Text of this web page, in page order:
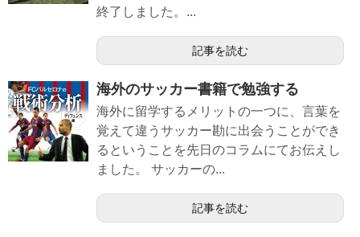
終了しました。...
記事を読む
海外のサッカー書籍で勉強する
海外に留学するメリットの一つに、言葉を
覚えて違うサッカー勘に出会うことができ
るということを先日のコラムにてお伝えし
ました。 サッカーの...
記事を読む